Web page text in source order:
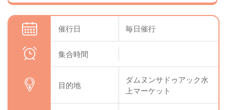
催行日 毎日催行
集合時間
目的地
ダムヌンサドゥアック水
上マーケット